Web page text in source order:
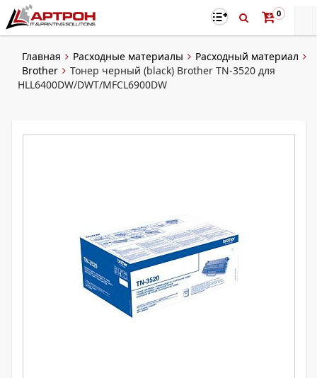
0
Главная Расходные материалы
Расходный материал
Brother
Тонер черный (black) Brother TN-3520 для
HLL6400DW/DWT/MFCL6900DW